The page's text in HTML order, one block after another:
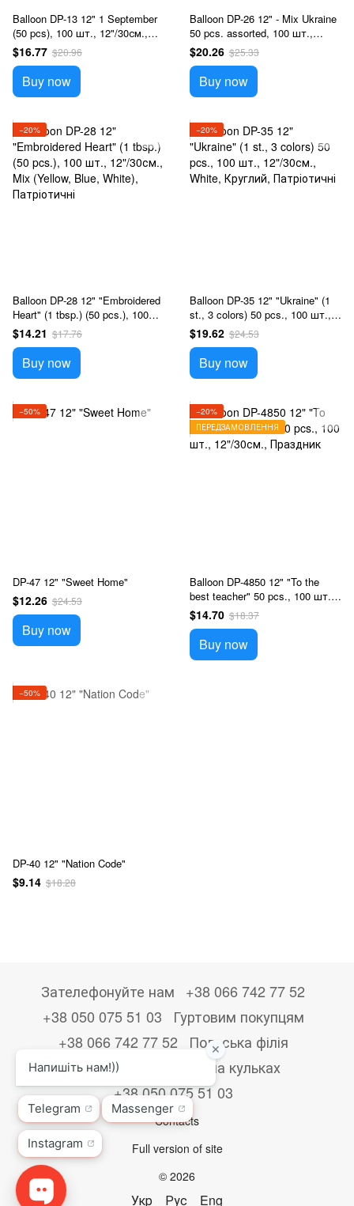
Balloon DP-13 12" 1 September
(50 pcs), 100 шт., 12"/30см.,
Assorted pastel, Школа
$16.77 $20.96
Buy now
Balloon DP-26 12" - Mix Ukraine
50 pcs. assorted, 100 шт.,
12"/30см., Assorted pastel,
Круглий, Патріотичні
$20.26 $25.33
Buy now
−20%
Balloon DP-28 12" "Embroidered
Heart" (1 tbsp.) (50 pcs.), 100
шт., 12"/30см., Mix (Yellow,
Blue, White), Патріотичні
$14.21 $17.76
Buy now
−20%
Balloon DP-35 12" "Ukraine" (1
st., 3 colors) 50 pcs., 100 шт.,
12"/30см., White, Круглий,
Патріотичні
$19.62 $24.53
Buy now
−50%
DP-47 12" "Sweet Home"
$12.26 $24.53
Buy now
−20%
ПЕРЕДЗАМОВЛЕННЯ
Balloon DP-4850 12" "To the
best teacher" 50 pcs., 100 шт.,
12"/30см., Праздник
$14.70 $18.37
Buy now
−50%
DP-40 12" "Nation Code"
$9.14 $18.28
Зателефонуйте нам
+38 066 742 77 52
+38 050 075 51 03
Гуртовим покупцям
+38 066 742 77 52
Польська філія
+48533867723
Друк на кульках
+38 050 075 51 03
Contacts
Full version of site
© 2026
Укр Рус Eng